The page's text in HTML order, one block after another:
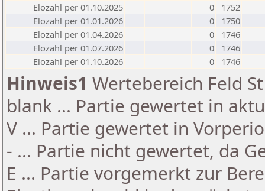
Elozahl per 01.10.2025
0
1752
Elozahl per 01.01.2026
0
1750
Elozahl per 01.04.2026
0
1746
Elozahl per 01.07.2026
0
1746
Elozahl per 01.10.2026
0 1746
Hinweis1 Wertebereich Feld
blank ... Partie gewertet in
V ... Partie gewertet in
- ... Partie nicht gewertet, da
E ... Partie vorgemerkt zur